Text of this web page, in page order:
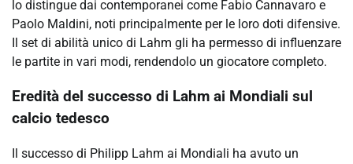
lo distingue dai contemporanei come Fabio Cannavaro e
Paolo Maldini, noti principalmente per le loro doti difensive.
Il set di abilità unico di Lahm gli ha permesso di influenzare
le partite in vari modi, rendendolo un giocatore completo.
Eredità del successo di Lahm ai Mondiali sul
calcio tedesco
Il successo di Philipp Lahm ai Mondiali ha avuto un